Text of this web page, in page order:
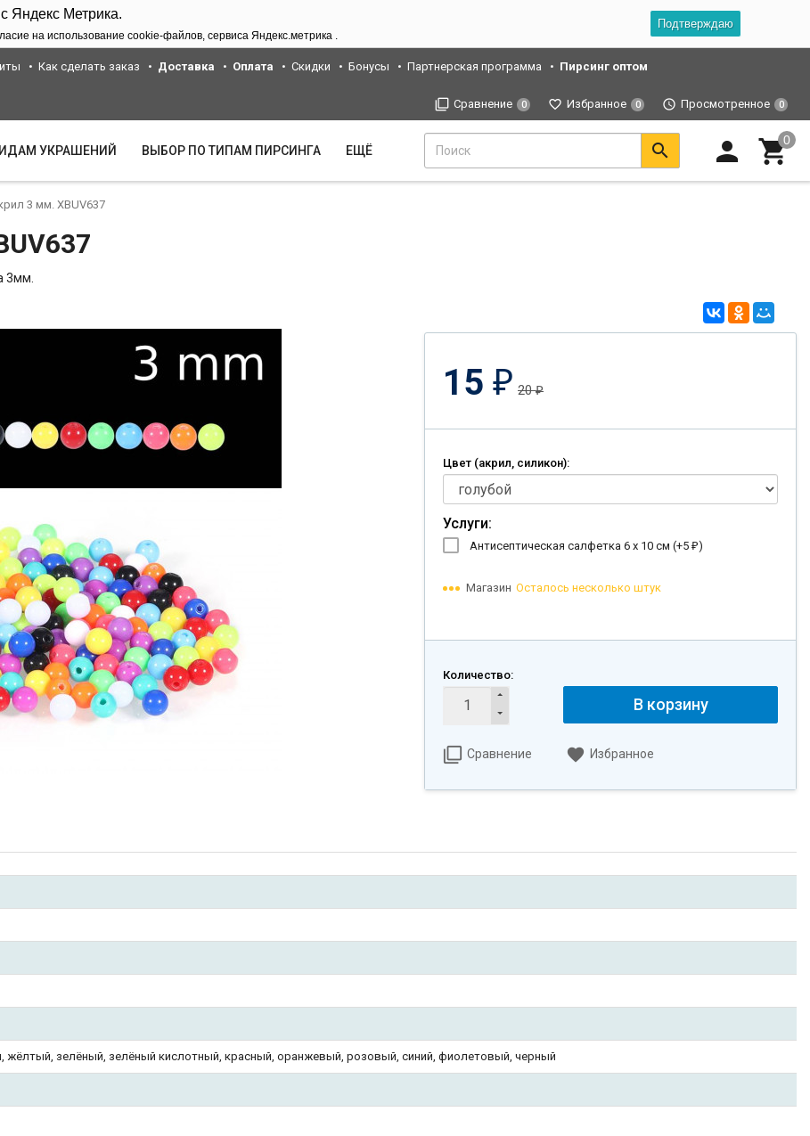
Яндекс Метрика.
на использование cookie-файлов, сервиса Яндекс.метрика .
Подтверждаю
Как сделать заказ Доставка Оплата Скидки Бонусы Партнерская программа Пирсинг оптом
Сравнение 0 Избранное 0 Просмотренное 0
УКРАШЕНИЙ ВЫБОР ПО ТИПАМ ПИРСИНГА ЕЩЁ
3 мм. XBUV637
3мм.
15 ₽ 20₽
Цвет (акрил, силикон):
Услуги:
Антисептическая салфетка 6 х 10 см (+5 ₽)
Магазин Осталось несколько штук
Количество:
В корзину
Сравнение Избранное
жёлтый, зелёный, зелёный кислотный, красный, оранжевый, розовый, синий, фиолетовый, черный